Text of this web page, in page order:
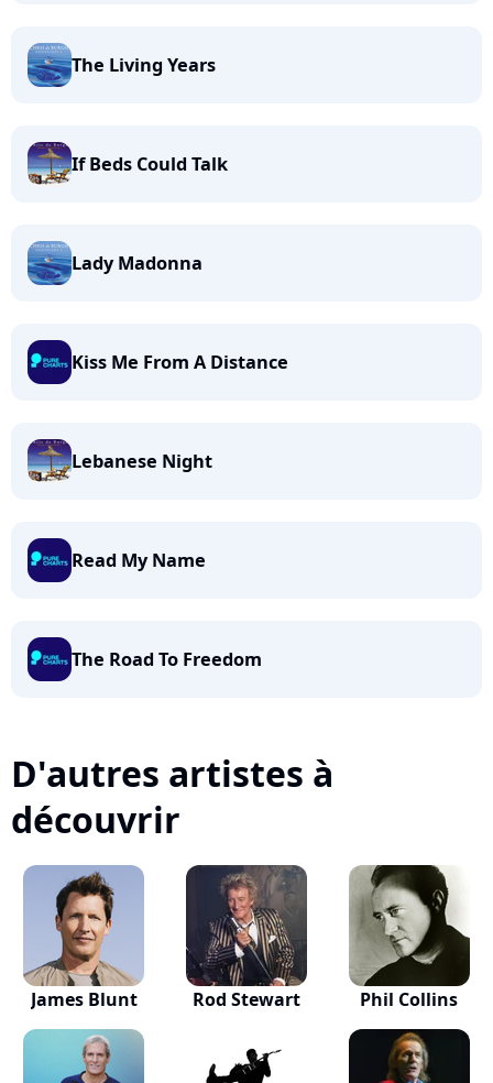
The Living Years
If Beds Could Talk
Lady Madonna
Kiss Me From A Distance
Lebanese Night
Read My Name
The Road To Freedom
D'autres artistes à
découvrir
James Blunt Rod Stewart Phil Collins